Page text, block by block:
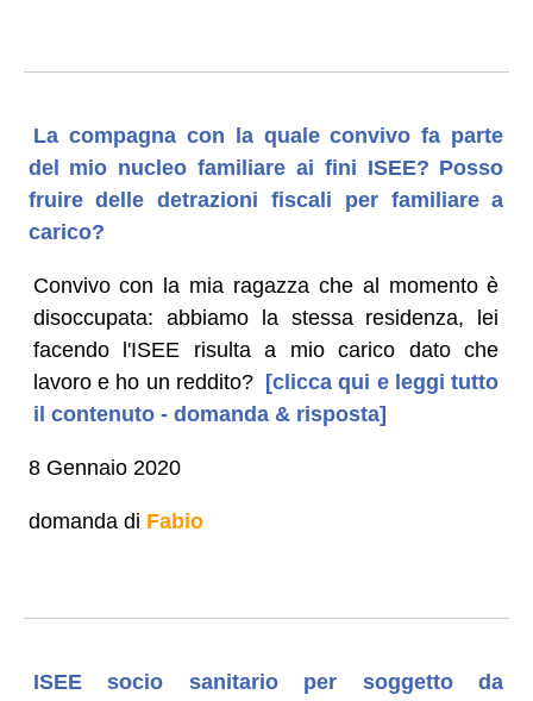
La compagna con la quale convivo fa parte
del mio nucleo familiare ai fini ISEE? Posso
fruire delle detrazioni fiscali per familiare a
carico?
Convivo con la mia ragazza che al momento è
disoccupata: abbiamo la stessa residenza, lei
facendo l'ISEE risulta a mio carico dato che
lavoro e ho un reddito? [clicca qui e leggi tutto
il contenuto - domanda & risposta]
8 Gennaio 2020
domanda di Fabio
ISEE socio sanitario per soggetto da